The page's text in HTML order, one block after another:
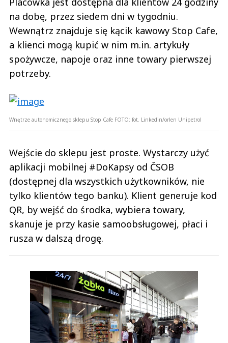
na dobę, przez siedem dni w tygodniu.
Wewnątrz znajduje się kącik kawowy Stop Cafe,
a klienci mogą kupić w nim m.in. artykuły
spożywcze, napoje oraz inne towary pierwszej
potrzeby.
Wnętrze autonomicznego sklepu Stop Cafe FOTO: fot. Linkedin/orlen Unipetrol
Wejście do sklepu jest proste. Wystarczy użyć
aplikacji mobilnej #DoKapsy od ČSOB
(dostępnej dla wszystkich użytkowników, nie
tylko klientów tego banku). Klient generuje kod
QR, by wejść do środka, wybiera towary,
skanuje je przy kasie samoobsługowej, płaci i
rusza w dalszą drogę.